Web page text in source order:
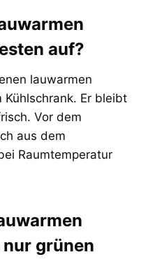
auf?
lauwarmen
Er bleibt
Vor dem
aus dem
Raumtemperatur
grünen